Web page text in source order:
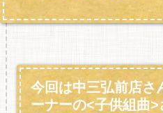
今回は中三弘前店さ
ーナーの<子供組曲